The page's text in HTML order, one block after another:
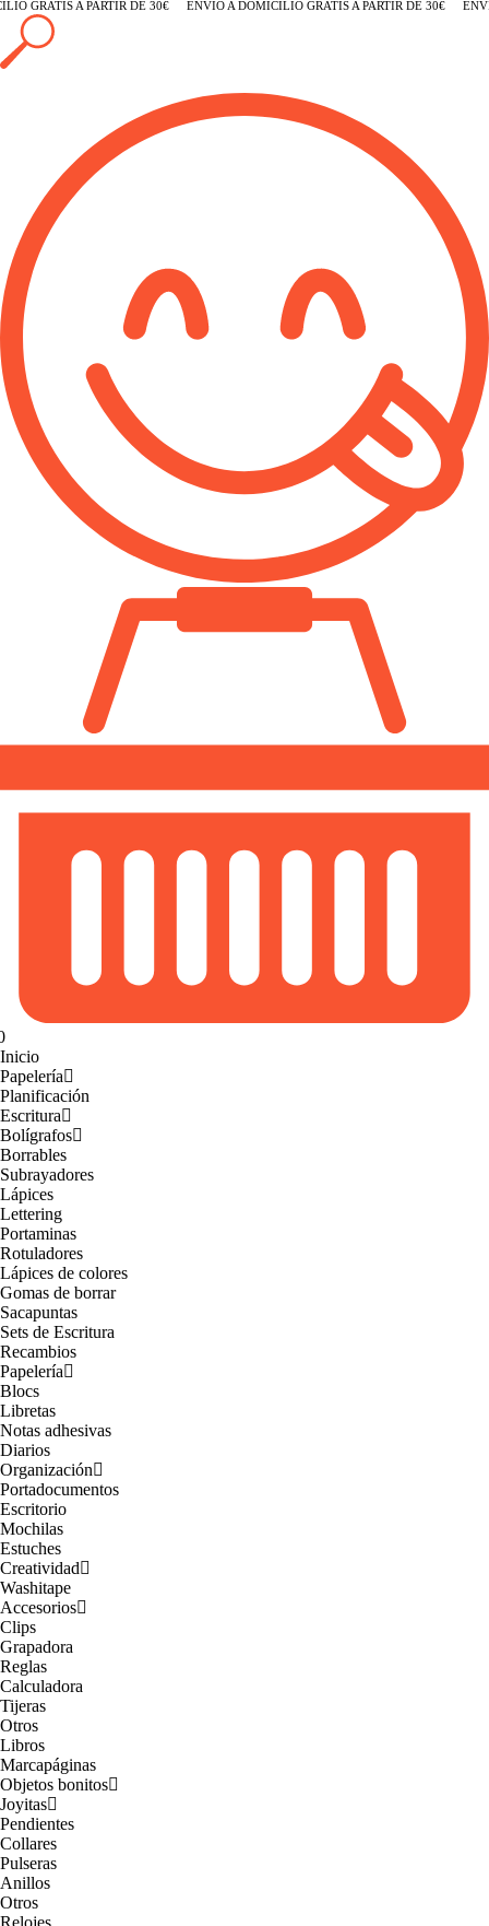
GRATIS A PARTIR DE 30€ ENVÍO A DOMICILIO GRATIS A PARTIR DE 30€
Inicio
Papelería
Planificación
Escritura
Bolígrafos
Borrables
Subrayadores
Lápices
Lettering
Portaminas
Rotuladores
Lápices de colores
Gomas de borrar
Sacapuntas
Sets de Escritura
Recambios
Papelería
Blocs
Libretas
Notas adhesivas
Diarios
Organización
Portadocumentos
Escritorio
Mochilas
Estuches
Creatividad
Washitape
Accesorios
Clips
Grapadora
Reglas
Calculadora
Tijeras
Otros
Libros
Marcapáginas
Objetos bonitos
Joyitas
Pendientes
Collares
Pulseras
Anillos
Otros